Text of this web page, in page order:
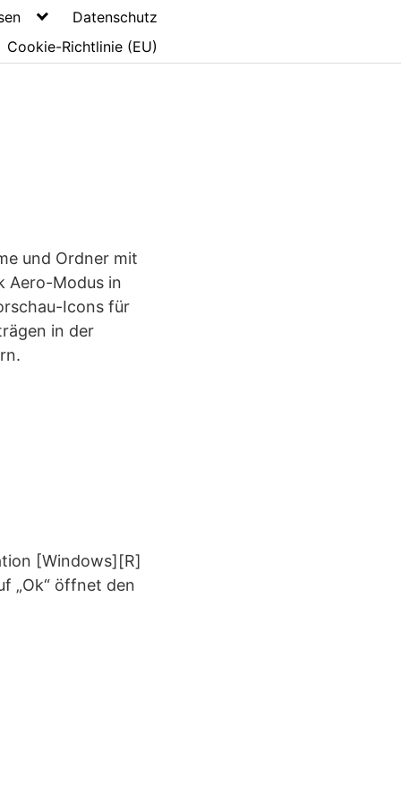
Datenschutz
Cookie-Richtlinie (EU)
und Ordner mit
Aero-Modus in
Icons für
in der
[Windows][R]
„Ok“ öffnet den